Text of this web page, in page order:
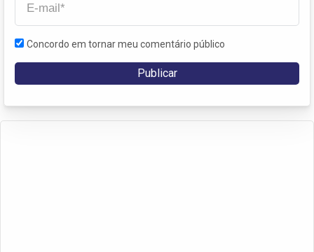
Concordo em tornar meu comentário público